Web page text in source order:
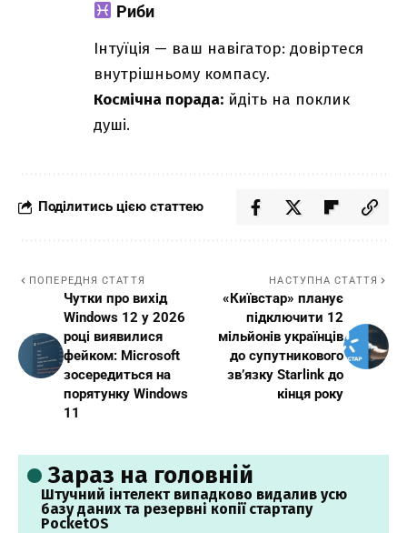
Риби
Інтуїція — ваш навігатор: довіртеся
внутрішньому компасу.
Космічна порада: йдіть на поклик
душі.
Поділитись цією статтею
ПОПЕРЕДНЯ СТАТТЯ
Чутки про вихід
Windows 12 у 2026
році виявилися
фейком: Microsoft
зосередиться на
порятунку Windows
11
НАСТУПНА СТАТТЯ
«Київстар» планує
підключити 12
мільйонів українців
до супутникового
зв’язку Starlink до
кінця року
Зараз на головній
Штучний інтелект випадково видалив усю
базу даних та резервні копії стартапу
PocketOS